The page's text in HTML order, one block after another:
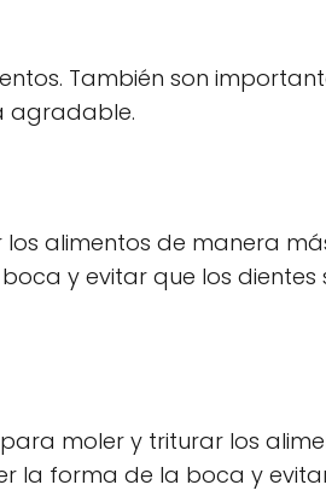
También son
agradable.
alimentos de manera
y evitar que los dientes
moler y triturar los
la forma de la boca y